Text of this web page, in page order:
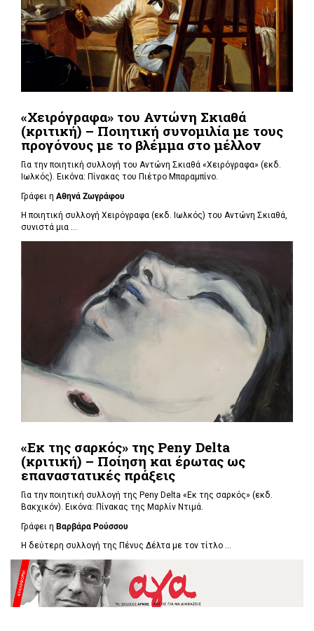
«Χειρόγραφα» του Αντώνη Σκιαθά
(κριτική) – Ποιητική συνομιλία με τους
προγόνους με το βλέμμα στο μέλλον
Για την ποιητική συλλογή του Αντώνη Σκιαθά «Χειρόγραφα» (εκδ.
Ιωλκός). Εικόνα: Πίνακας του Πιέτρο Μπαραμπίνο.
Γράφει η Αθηνά Ζωγράφου
Η ποιητική συλλογή Χειρόγραφα (εκδ. Ιωλκός) του Αντώνη Σκιαθά,
συνιστά μια ...
«Εκ της σαρκός» της Peny Delta
(κριτική) – Ποίηση και έρωτας ως
επαναστατικές πράξεις
Για την ποιητική συλλογή της Peny Delta «Εκ της σαρκός» (εκδ.
Βακχικόν). Εικόνα: Πίνακας της Μαρλίν Ντιμά.
Γράφει η Βαρβάρα Ρούσσου
Η δεύτερη συλλογή της Πένυς Δέλτα με τον τίτλο ...